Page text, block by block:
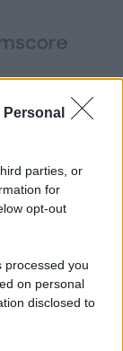
parties, or
for
opt-out
processed you
on personal
disclosed to
- Testata
8/2020 - RG N.
ALL’ANSO
ONLINE)